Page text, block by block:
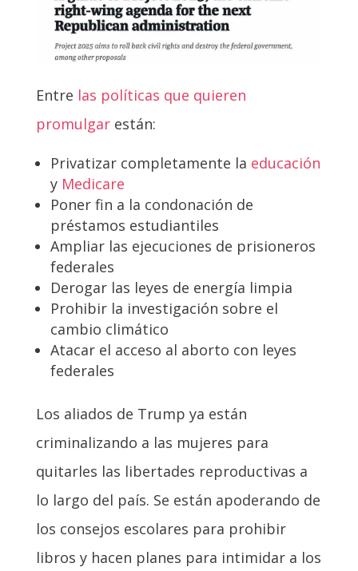
Entre las políticas que quieren
promulgarestán:
Privatizar completamente la educación
y Medicare
Poner fin a la condonación de
préstamos estudiantiles
Ampliar las ejecuciones de prisioneros
federales
Derogar las leyes de energía limpia
Prohibir la investigación sobre el
cambio climático
Atacar el acceso al aborto con leyes
federales
Los aliados de Trump ya están
criminalizando a las mujeres para
quitarles las libertades reproductivas a
lo largo del país. Se están apoderando de
los consejos escolares para prohibir
libros y hacen planes para intimidar a los